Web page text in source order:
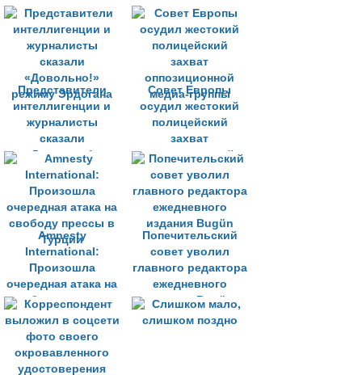
ставит под
сомнение
честность выборов
Представители
интеллигенции и
журналисты
сказали
«Довольно!»
режиму Эрдогана
Совет Европы
осудил жестокий
полицейский
захват
оппозиционной
медиа-группы
Amnesty
International:
Произошла
очередная атака на
свободу прессы в
Турции
Попечительский
совет уволил
главного редактора
ежедневного
издания Bugün